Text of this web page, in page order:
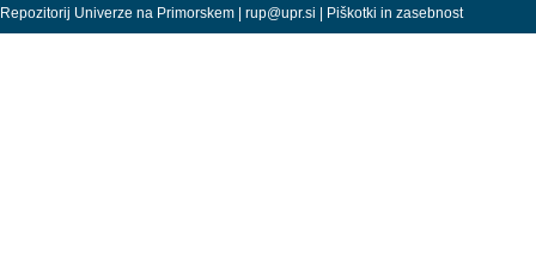
Repozitorij Univerze na Primorskem | rup@upr.si | Piškotki in zasebnost